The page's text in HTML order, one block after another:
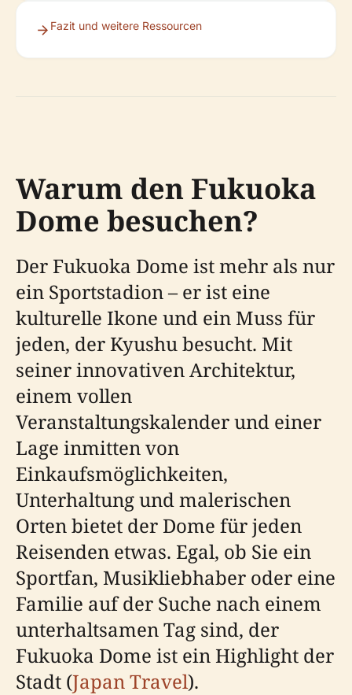
Fazit und weitere Ressourcen
Warum den Fukuoka
Dome besuchen?
Der Fukuoka Dome ist mehr als nur
ein Sportstadion – er ist eine
kulturelle Ikone und ein Muss für
jeden, der Kyushu besucht. Mit
seiner innovativen Architektur,
einem vollen
Veranstaltungskalender und einer
Lage inmitten von
Einkaufsmöglichkeiten,
Unterhaltung und malerischen
Orten bietet der Dome für jeden
Reisenden etwas. Egal, ob Sie ein
Sportfan, Musikliebhaber oder eine
Familie auf der Suche nach einem
unterhaltsamen Tag sind, der
Fukuoka Dome ist ein Highlight der
Stadt (Japan Travel).